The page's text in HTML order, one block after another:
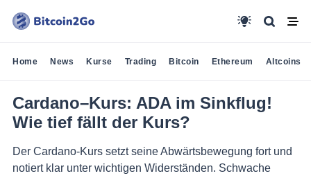
Home News Kurse Trading Bitcoin Ethereum Altcoins
Cardano–Kurs: ADA im Sinkflug!
Wie tief fällt der Kurs?
Der Cardano-Kurs setzt seine Abwärtsbewegung fort und
notiert klar unter wichtigen Widerständen. Schwache